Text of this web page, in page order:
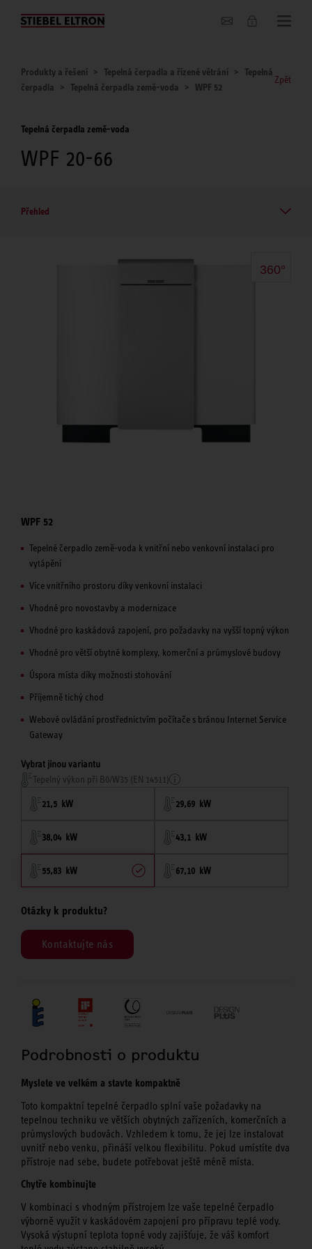
O nás
Produkty a řešení Tepelná čerpadla a řízené větrání
Tepelná
čerpadla
Tepelná čerpadla země-voda WPF 52
Zpět
Tepelná čerpadla země-voda
WPF 20-66
Přehled
360°
WPF 52
Tepelné čerpadlo země-voda k vnitřní nebo venkovní instalaci pro
vytápění
Více vnitřního prostoru díky venkovní instalaci
Vhodné pro novostavby a modernizace
Vhodné pro kaskádová zapojení, pro požadavky na vyšší topný výkon
Vhodné pro větší obytné komplexy, komerční a průmyslové budovy
Úspora místa díky možnosti stohování
Příjemně tichý chod
Webové ovládání prostřednictvím počítače s bránou Internet Service
Gateway
Vybrat jinou variantu
Tepelný výkon při B0/W35 (EN 14511)
21,5 kW 29,69 kW
38,04 kW 43,1 kW
55,83 kW 67,10 kW
Otázky k produktu?
Kontaktujte nás
Podrobnosti o produktu
Myslete ve velkém a stavte kompaktně
Toto kompaktní tepelné čerpadlo splní vaše požadavky na
tepelnou techniku ve větších obytných zařízeních, komerčních a
průmyslových budovách. Vzhledem k tomu, že jej lze instalovat
uvnitř nebo venku, přináší velkou flexibilitu. Pokud umístíte dva
přístroje nad sebe, budete potřebovat ještě méně místa.
Chytře kombinujte
V kombinaci s vhodným přístrojem lze vaše tepelné čerpadlo
výborně využít v kaskádovém zapojení pro přípravu teplé vody.
Vysoká výstupní teplota topné vody zajišťuje, že váš komfort